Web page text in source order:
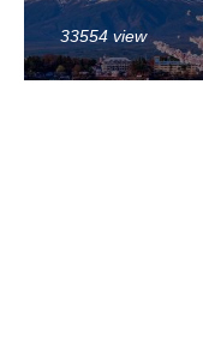
33554 view